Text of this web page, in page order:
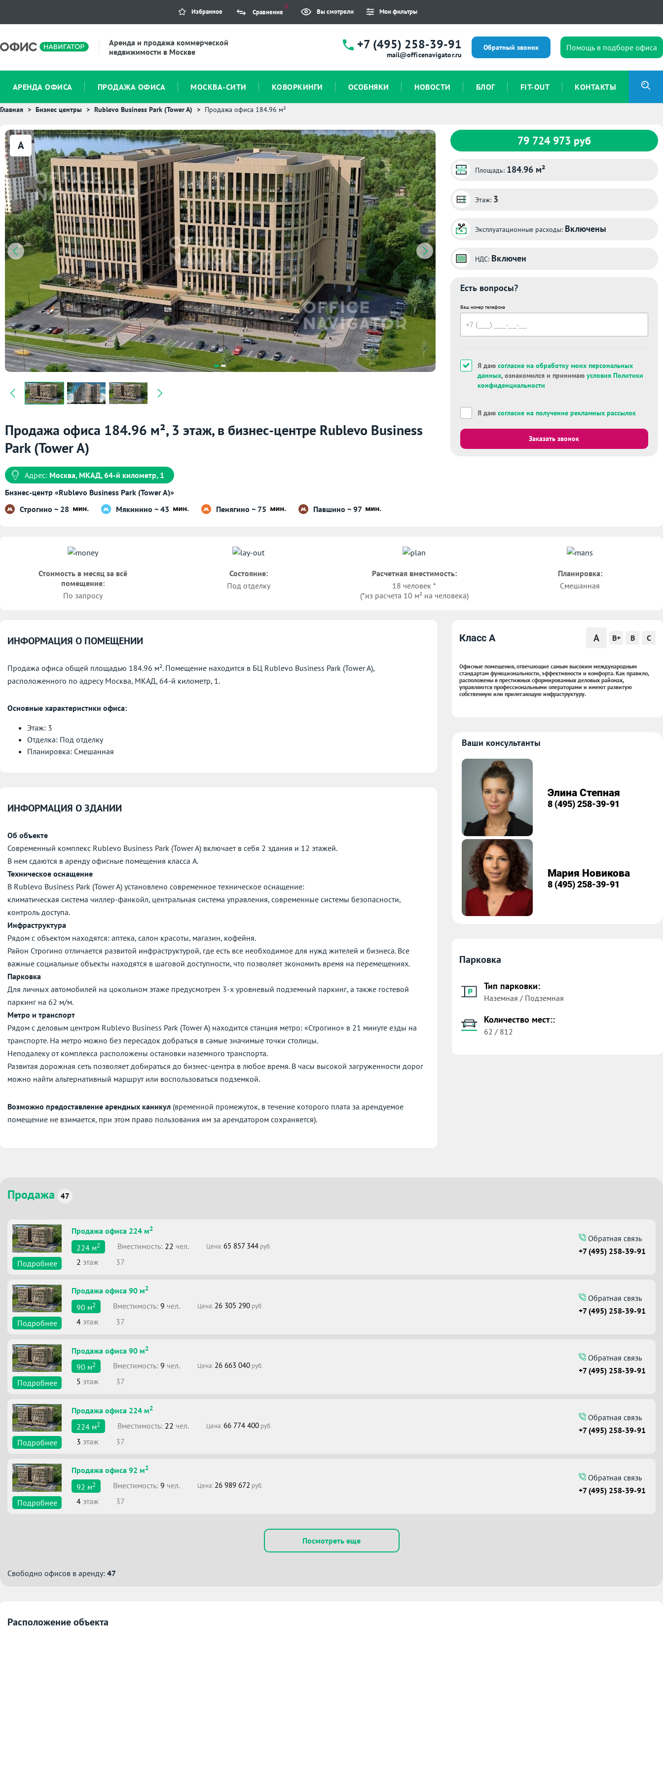
Избранное Сравнение
0
Вы смотрели Мои фильтры
Аренда и продажа коммерческой
недвижимости в Москве
+7 (495) 258-39-91
mail@officenavigator.ru
Обратный звонок Помощь в подборе офиса
АРЕНДА ОФИСА ПРОДАЖА ОФИСА МОСКВА-СИТИ КОВОРКИНГИ ОСОБНЯКИ НОВОСТИ БЛОГ FIT-OUT КОНТАКТЫ
Главная Бизнес центры Rublevo Business Park (Tower A) Продажа офиса 184.96 м²
A
Продажа офиса 184.96 м², 3 этаж, в бизнес-центре Rublevo Business
Park (Tower A)
Адрес: Москва, МКАД, 64-й километр, 1
Бизнес-центр «Rublevo Business Park (Tower A)»
Строгино ~ 28
Мякинино ~ 43 Пенягино ~ 75 Павшино ~ 97
79 724 973 руб
Площадь: 184.96 м²
Этаж: 3
Эксплуатационные расходы: Включены
НДС: Включен
Есть вопросы?
Ваш номер телефона
Я даю согласие на обработку моих персональных
данных, ознакомился и принимаю условия Политики
конфиденциальности
Я даю согласие на получение рекламных рассылок
Заказать звонок
Стоимость в месяц за всё
помещение:
По запросу
Состояние:
Под отделку
Расчетная вместимость:
18 человек *
(*из расчета 10 м² на человека)
Планировка:
Смешанная
ИНФОРМАЦИЯ О ПОМЕЩЕНИИ
Продажа офиса общей площадью 184.96 м². Помещение находится в БЦ Rublevo Business Park (Tower A),
расположенного по адресу Москва, МКАД, 64-й километр, 1.
Основные характеристики офиса:
Этаж: 3
Отделка: Под отделку
Планировка: Смешанная
ИНФОРМАЦИЯ О ЗДАНИИ
Об объекте
Современный комплекс Rublevo Business Park (Tower A) включает в себя 2 здания и 12 этажей.
В нем сдаются в аренду офисные помещения класса А.
Техническое оснащение
В Rublevo Business Park (Tower A) установлено современное техническое оснащение:
климатическая система чиллер-фанкойл, центральная система управления, современные системы безопасности,
контроль доступа.
Инфраструктура
Рядом с объектом находятся: аптека, салон красоты, магазин, кофейня.
Район Строгино отличается развитой инфраструктурой, где есть все необходимое для нужд жителей и бизнеса. Все
важные социальные объекты находятся в шаговой доступности, что позволяет экономить время на перемещениях.
Парковка
Для личных автомобилей на цокольном этаже предусмотрен 3-х уровневый подземный паркинг, а также гостевой
паркинг на 62 м/м.
Метро и транспорт
Рядом с деловым центром Rublevo Business Park (Tower A) находится станция метро: «Строгино» в 21 минуте езды на
транспорте. На метро можно без пересадок добраться в самые значимые точки столицы.
Неподалеку от комплекса расположены остановки наземного транспорта.
Развитая дорожная сеть позволяет добираться до бизнес-центра в любое время. В часы высокой загруженности дорог
можно найти альтернативный маршрут или воспользоваться подземкой.
Возможно предоставление арендных каникул (временной промежуток, в течение которого плата за арендуемое
помещение не взимается, при этом право пользования им за арендатором сохраняется).
Класс A A B+ B C
Офисные помещения, отвечающие самым высоким международным
стандартам функциональности, эффективности и комфорта. Как правило,
расположены в престижных сформированных деловых районах,
управляются профессиональными операторами и имеют развитую
собственную или прилегающую инфраструктуру.
Ваши консультанты
Элина Степная
8 (495) 258-39-91
Мария Новикова
8 (495) 258-39-91
Парковка
Тип парковки:
Наземная / Подземная
Количество мест::
62 / 812
Продажа 47
Подробнее
Продажа офиса 224 м2
224 м2 Вместимоcть: 22 чел. Цена: 65 857 344 руб.
2 этаж 37
Обратная связь
+7 (495) 258-39-91
Подробнее
Продажа офиса 90 м2
90 м2 Вместимоcть: 9 чел. Цена: 26 305 290 руб.
4 этаж 37
Обратная связь
+7 (495) 258-39-91
Подробнее
Продажа офиса 90 м2
90 м2 Вместимоcть: 9 чел. Цена: 26 663 040 руб.
5 этаж 37
Обратная связь
+7 (495) 258-39-91
Подробнее
Продажа офиса 224 м2
224 м2 Вместимоcть: 22 чел. Цена: 66 774 400 руб.
3 этаж 37
Обратная связь
+7 (495) 258-39-91
Подробнее
Продажа офиса 92 м2
92 м2 Вместимоcть: 9 чел. Цена: 26 989 672 руб.
4 этаж 37
Обратная связь
+7 (495) 258-39-91
Посмотреть еще
Свободно офисов в аренду: 47
Расположение объекта